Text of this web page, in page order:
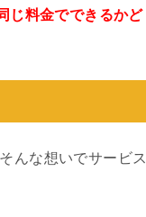
じ料金でできるかど
そんな想いでサービス